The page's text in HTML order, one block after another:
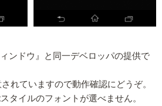
ンドウ』と同一デベロッパの提供で
されていますので動作確認にどうぞ。
タイルのフォントが選べません。